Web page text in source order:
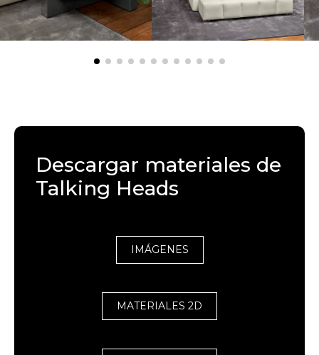
Descargar materiales de
Talking Heads
IMÁGENES
MATERIALES 2D